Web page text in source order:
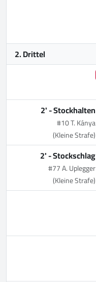
2. Drittel
2' -Stockhalten
#10 T. Kánya
(Kleine Strafe)
2' -Stockschlag
#77 A. Uplegger
(Kleine Strafe)